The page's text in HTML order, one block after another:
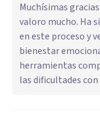
Muchísimas
valoro mucho. Ha
en este proceso y
bienestar
herramientas
las dificultades con